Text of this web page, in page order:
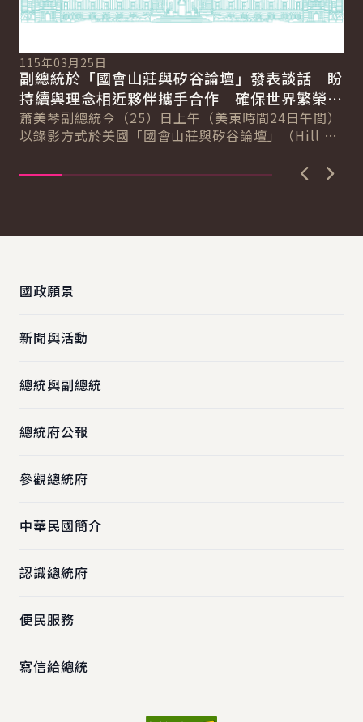
115年03月25日
副總統於「國會山莊與矽谷論壇」發表談話 盼
持續與理念相近夥伴攜手合作 確保世界繁榮與
自由
蕭美琴副總統今（25）日上午（美東時間24日午間）
以錄影方式於美國「國會山莊與矽谷論壇」（Hill &
國政願景
新聞與活動
總統與副總統
總統府公報
參觀總統府
中華民國簡介
認識總統府
便民服務
寫信給總統